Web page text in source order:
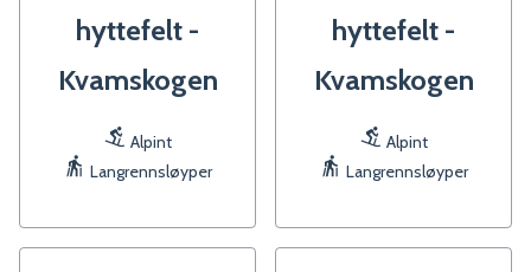
hyttefelt -
Kvamskogen
Alpint
Langrennsløyper
hyttefelt -
Kvamskogen
Alpint
Langrennsløyper